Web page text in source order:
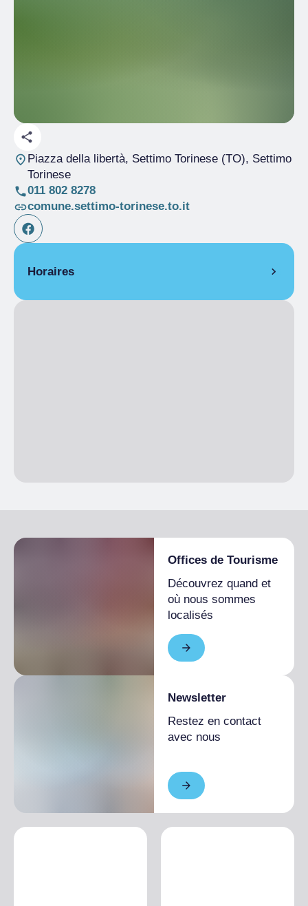
Piazza della libertà, Settimo Torinese (TO), Settimo
Torinese
011 802 8278
comune.settimo-torinese.to.it
Horaires
Offices de Tourisme
Découvrez quand et
où nous sommes
localisés
Newsletter
Restez en contact
avec nous